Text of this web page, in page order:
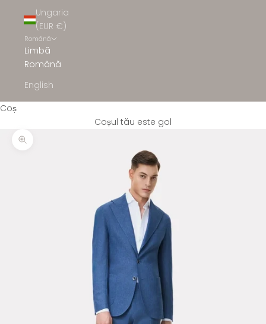
Ungaria
(EUR €)
Română
Limbă
Română
English
Coș
Coșul tău este gol
Mărește